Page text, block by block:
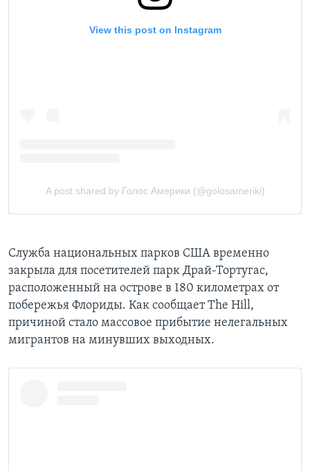
Служба национальных парков США временно
закрыла для посетителей парк Драй-Тортугас,
расположенный на острове в 180 километрах от
побережья Флориды. Как сообщает The Hill,
причиной стало массовое прибытие нелегальных
мигрантов на минувших выходных.